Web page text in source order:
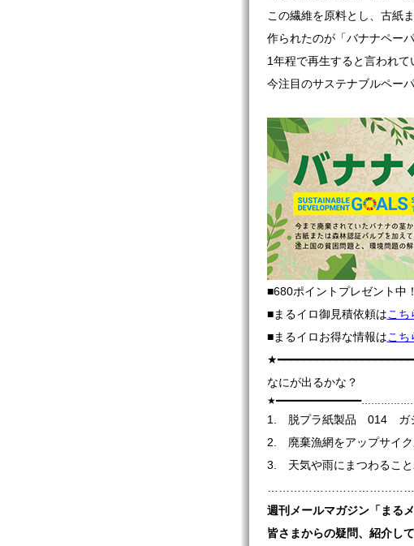
この繊維を原料とし、古紙
作られたのが「バナナペーパ
1年程で再生すると言われて
今注目のサステナブルペーパ
■680ポイントプレゼント中
■まるイロ御見積依頼はこち
■まるイロお得な情報はこち
なにが出るかな？
1. 脱プラ紙製品 014 ガ
2. 廃棄漁網をアップサイク
3. 天気や雨にまつわるこ
週刊 メールマガジン「まるメ
皆さまからの疑問、紹介し